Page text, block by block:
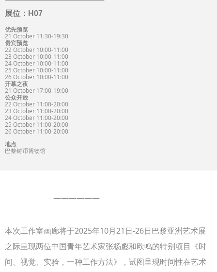
展位：H07
优先预览
21 October 11:30-19:30
贵宾预览
22 October 10:00-11:00
23 October 10:00-11:00
24 October 10:00-11:00
25 October 10:00-11:00
26 October 10:00-11:00
开幕之夜
21 October 17:00-19:00
公众开放
22 October 11:00-20:00
23 October 11:00-20:00
24 October 11:00-20:00
25 October 11:00-20:00
26 October 11:00-20:00
地点
巴黎铸币博物馆
——————
本次工作室画廊将于2025年10月21日-26日巴黎亚洲艺术展
之际呈现两位中国青年艺术家张杨彪和欧鸣的特别项目《时
间、视觉、实验，一种工作方法》，试图呈现时间性在艺术